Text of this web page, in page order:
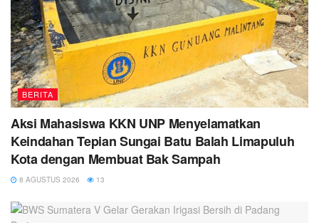
BERITA
Aksi Mahasiswa KKN UNP Menyelamatkan
Keindahan Tepian Sungai Batu Balah Limapuluh
Kota dengan Membuat Bak Sampah
8 AGUSTUS 2026 13